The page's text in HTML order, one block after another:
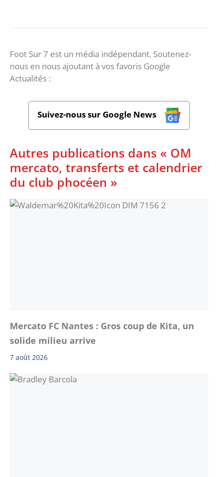
Foot Sur 7 est un média indépendant. Soutenez-
nous en nous ajoutant à vos favoris Google
Actualités :
Suivez-nous sur Google News
Autres publications dans « OM
mercato, transferts et calendrier
du club phocéen »
Mercato FC Nantes : Gros coup de Kita, un
solide milieu arrive
7 août 2026